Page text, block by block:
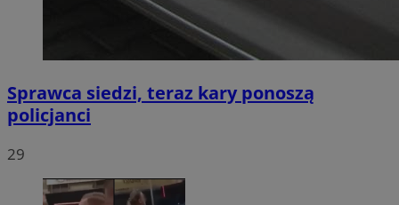
Sprawca siedzi, teraz kary ponoszą
policjanci
29